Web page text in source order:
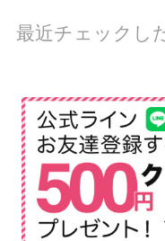
最近チェックし